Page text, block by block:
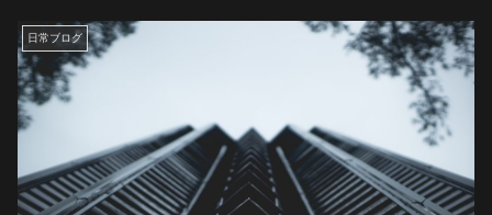
日常ブログ